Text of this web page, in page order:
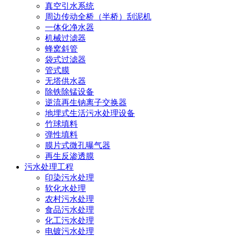
真空引水系统
周边传动全桥（半桥）刮泥机
一体化净水器
机械过滤器
蜂窝斜管
袋式过滤器
管式膜
无塔供水器
除铁除锰设备
逆流再生钠离子交换器
地埋式生活污水处理设备
竹球填料
弹性填料
膜片式微孔曝气器
再生反渗透膜
污水处理工程
印染污水处理
软化水处理
农村污水处理
食品污水处理
化工污水处理
电镀污水处理